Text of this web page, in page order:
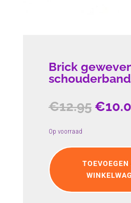
Brick
schouderband
€12.95 €
Op voorraad
geweven
schouderband
aantal
TOEVOEGEN